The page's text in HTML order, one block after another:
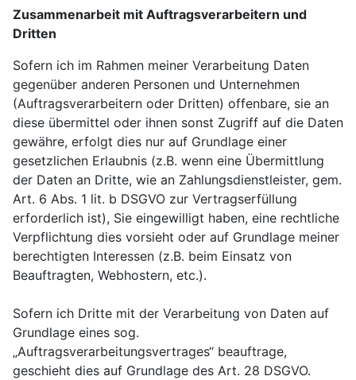
Zusammenarbeit mit Auftragsverarbeitern und
Dritten
Sofern ich im Rahmen meiner Verarbeitung Daten
gegenüber anderen Personen und Unternehmen
(Auftragsverarbeitern oder Dritten) offenbare, sie an
diese übermittel oder ihnen sonst Zugriff auf die Daten
gewähre, erfolgt dies nur auf Grundlage einer
gesetzlichen Erlaubnis (z.B. wenn eine Übermittlung
der Daten an Dritte, wie an Zahlungsdienstleister, gem.
Art. 6 Abs. 1 lit. b DSGVO zur Vertragserfüllung
erforderlich ist), Sie eingewilligt haben, eine rechtliche
Verpflichtung dies vorsieht oder auf Grundlage meiner
berechtigten Interessen (z.B. beim Einsatz von
Beauftragten, Webhostern, etc.).
Sofern ich Dritte mit der Verarbeitung von Daten auf
Grundlage eines sog.
„Auftragsverarbeitungsvertrages“ beauftrage,
geschieht dies auf Grundlage des Art. 28 DSGVO.